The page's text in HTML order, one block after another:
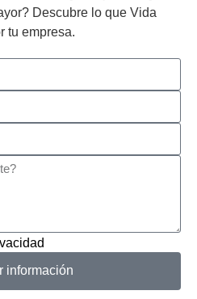
Descubre lo que Vida
tu empresa.
información